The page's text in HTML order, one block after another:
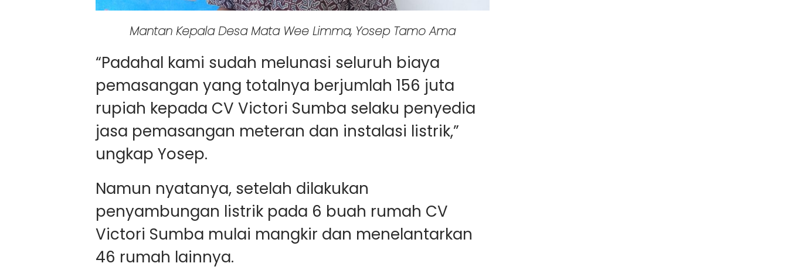
Mantan Kepala Desa Mata Wee Limma, Yosep Tamo Ama
“Padahal kami sudah melunasi seluruh biaya
pemasangan yang totalnya berjumlah 156 juta
rupiah kepada CV Victori Sumba selaku penyedia
jasa pemasangan meteran dan instalasi listrik,”
ungkap Yosep.
Namun nyatanya, setelah dilakukan
penyambungan listrik pada 6 buah rumah CV
Victori Sumba mulai mangkir dan menelantarkan
46 rumah lainnya.